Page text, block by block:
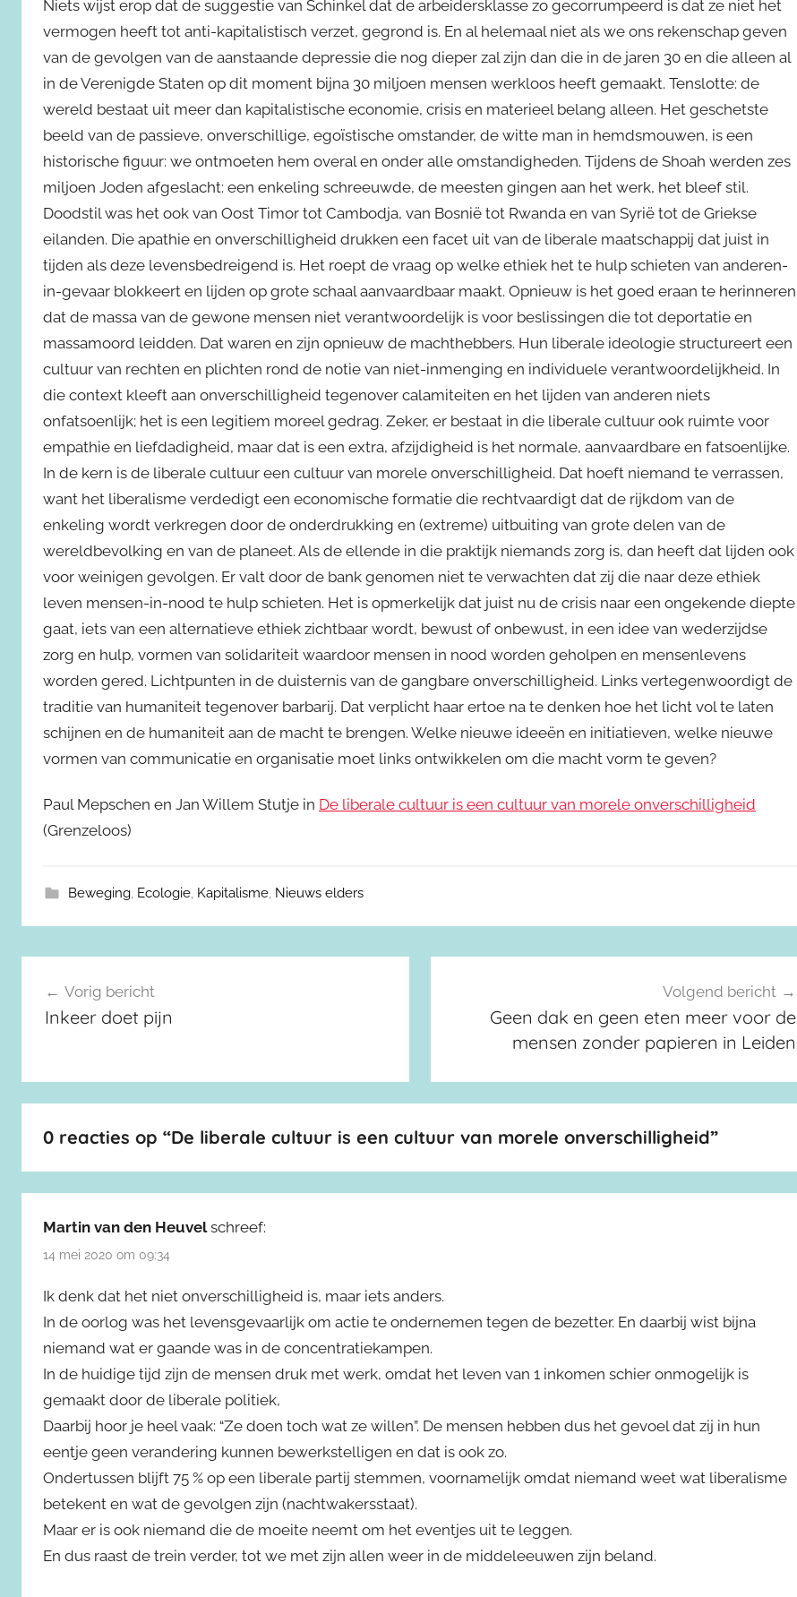
Niets wijst erop dat de suggestie van Schinkel dat de arbeidersklasse zo gecorrumpeerd is dat ze niet het
vermogen heeft tot anti-kapitalistisch verzet, gegrond is. En al helemaal niet als we ons rekenschap geven
van de gevolgen van de aanstaande depressie die nog dieper zal zijn dan die in de jaren 30 en die alleen al
in de Verenigde Staten op dit moment bijna 30 miljoen mensen werkloos heeft gemaakt. Tenslotte: de
wereld bestaat uit meer dan kapitalistische economie, crisis en materieel belang alleen. Het geschetste
beeld van de passieve, onverschillige, egoïstische omstander, de witte man in hemdsmouwen, is een
historische figuur: we ontmoeten hem overal en onder alle omstandigheden. Tijdens de Shoah werden zes
miljoen Joden afgeslacht: een enkeling schreeuwde, de meesten gingen aan het werk, het bleef stil.
Doodstil was het ook van Oost Timor tot Cambodja, van Bosnië tot Rwanda en van Syrië tot de Griekse
eilanden. Die apathie en onverschilligheid drukken een facet uit van de liberale maatschappij dat juist in
tijden als deze levensbedreigend is. Het roept de vraag op welke ethiek het te hulp schieten van anderen-
in-gevaar blokkeert en lijden op grote schaal aanvaardbaar maakt. Opnieuw is het goed eraan te herinneren
dat de massa van de gewone mensen niet verantwoordelijk is voor beslissingen die tot deportatie en
massamoord leidden. Dat waren en zijn opnieuw de machthebbers. Hun liberale ideologie structureert een
cultuur van rechten en plichten rond de notie van niet-inmenging en individuele verantwoordelijkheid. In
die context kleeft aan onverschilligheid tegenover calamiteiten en het lijden van anderen niets
onfatsoenlijk; het is een legitiem moreel gedrag. Zeker, er bestaat in die liberale cultuur ook ruimte voor
empathie en liefdadigheid, maar dat is een extra, afzijdigheid is het normale, aanvaardbare en fatsoenlijke.
In de kern is de liberale cultuur een cultuur van morele onverschilligheid. Dat hoeft niemand te verrassen,
want het liberalisme verdedigt een economische formatie die rechtvaardigt dat de rijkdom van de
enkeling wordt verkregen door de onderdrukking en (extreme) uitbuiting van grote delen van de
wereldbevolking en van de planeet. Als de ellende in die praktijk niemands zorg is, dan heeft dat lijden ook
voor weinigen gevolgen. Er valt door de bank genomen niet te verwachten dat zij die naar deze ethiek
leven mensen-in-nood te hulp schieten. Het is opmerkelijk dat juist nu de crisis naar een ongekende diepte
gaat, iets van een alternatieve ethiek zichtbaar wordt, bewust of onbewust, in een idee van wederzijdse
zorg en hulp, vormen van solidariteit waardoor mensen in nood worden geholpen en mensenlevens
worden gered. Lichtpunten in de duisternis van de gangbare onverschilligheid. Links vertegenwoordigt de
traditie van humaniteit tegenover barbarij. Dat verplicht haar ertoe na te denken hoe het licht vol te laten
schijnen en de humaniteit aan de macht te brengen. Welke nieuwe ideeën en initiatieven, welke nieuwe
vormen van communicatie en organisatie moet links ontwikkelen om die macht vorm te geven?
Paul Mepschen en Jan Willem Stutje in De liberale cultuur is een cultuur van morele onverschilligheid
(Grenzeloos)
Beweging, Ecologie, Kapitalisme, Nieuws elders
Berichtnavigatie
Vorig bericht
Inkeer doet pijn
Volgend bericht
Geen dak en geen eten meer voor de
mensen zonder papieren in Leiden
0 reacties op “De liberale cultuur is een cultuur van morele onverschilligheid”
Martin van den Heuvel schreef:
14 mei 2020 om 09:34
Ik denk dat het niet onverschilligheid is, maar iets anders.
In de oorlog was het levensgevaarlijk om actie te ondernemen tegen de bezetter. En daarbij wist bijna
niemand wat er gaande was in de concentratiekampen.
In de huidige tijd zijn de mensen druk met werk, omdat het leven van 1 inkomen schier onmogelijk is
gemaakt door de liberale politiek,
Daarbij hoor je heel vaak: “Ze doen toch wat ze willen”. De mensen hebben dus het gevoel dat zij in hun
eentje geen verandering kunnen bewerkstelligen en dat is ook zo.
Ondertussen blijft 75 % op een liberale partij stemmen, voornamelijk omdat niemand weet wat liberalisme
betekent en wat de gevolgen zijn (nachtwakersstaat).
Maar er is ook niemand die de moeite neemt om het eventjes uit te leggen.
En dus raast de trein verder, tot we met zijn allen weer in de middeleeuwen zijn beland.